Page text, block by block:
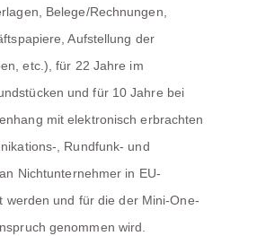
Belege/Rechnungen,
Aufstellung der
etc.), für 22 Jahre im
und für 10 Jahre bei
mit elektronisch erbrachten
, Rundfunk- und
Nichtunternehmer in EU-
werden und für die der Mini-One-
genommen wird.